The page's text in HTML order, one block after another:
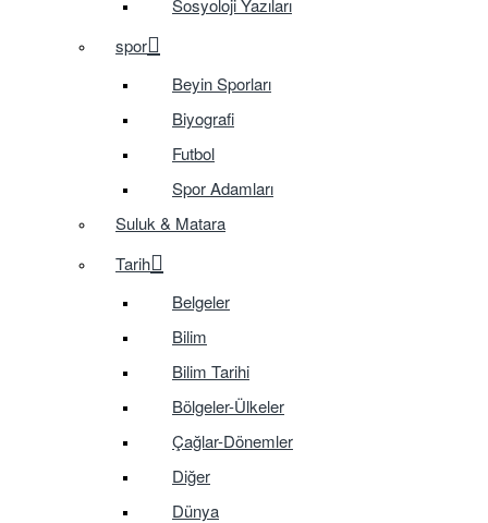
spor
Beyin Sporları
Biyografi
Futbol
Spor Adamları
Suluk & Matara
Tarih
Belgeler
Bilim
Bilim Tarihi
Bölgeler-Ülkeler
Çağlar-Dönemler
Diğer
Dünya